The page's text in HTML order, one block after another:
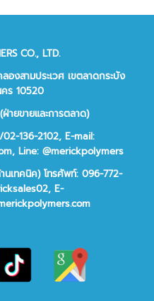
CO., LTD.
งสามประเวศ เขตลาดกระบัง
ร 10520
ยขายและการตลาด)
136-2102, E-mail:
, Line: @merickpolymers
นเทคนิค)โทรศัพท์: 096-772-
E-